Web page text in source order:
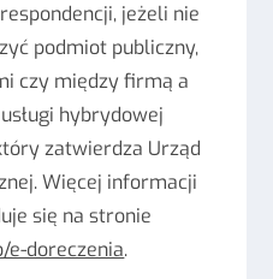
jeżeli nie
podmiot publiczny,
czy między firmą a
hybrydowej
zatwierdza Urząd
Więcej informacji
się na stronie
e-doreczenia.